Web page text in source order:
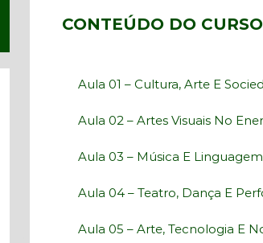
CONTEÚDO DO CURSO
Aula 01 – Cultura, Arte E
Aula 02 – Artes Visuais No
Aula 03 – Música E
Aula 04 – Teatro, Dança E
Aula 05 – Arte, Tecnologia E